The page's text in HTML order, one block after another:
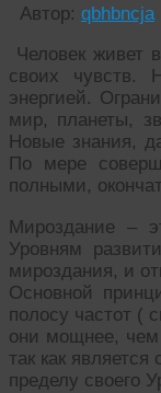
Автор: qbhbncja
Человек живет
своих чувств.
энергией.
мир, планеты,
Новые знания,
По мере
полными,
Мироздание –
Уровням
мироздания, и
Основной
полосу частот (
они мощнее, чем
так как
пределу своего